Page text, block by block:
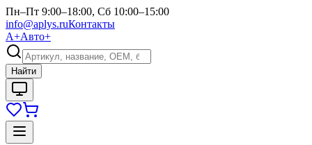
Пн–Пт 9:00–18:00, Сб 10:00–15:00
info@aplys.ruКонтакты
А+Авто+
Найти